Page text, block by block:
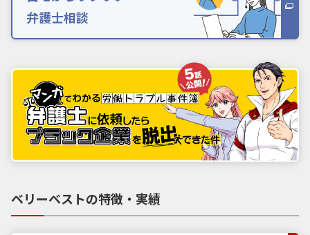
弁護士相談
ベリーベストの特徴・実績